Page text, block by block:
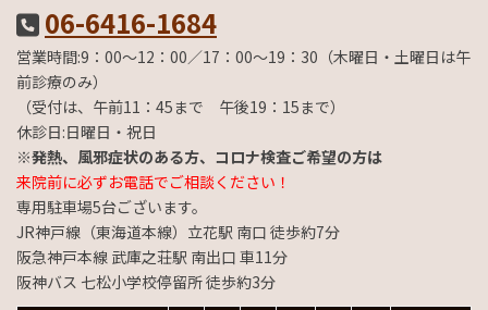
06-6416-1684
営業時間:9：00～12：00／17：00～19：30（木曜日・土曜日は午
前診療のみ）
（受付は、午前11：45まで 午後19：15まで）
休診日:日曜日・祝日
※発熱、風邪症状のある方、コロナ検査ご希望の方は
来院前に必ずお電話でご相談ください！
専用駐車場5台ございます。
JR神戸線（東海道本線）立花駅 南口 徒歩約7分
阪急神戸本線 武庫之荘駅 南出口 車11分
阪神バス 七松小学校停留所 徒歩約3分